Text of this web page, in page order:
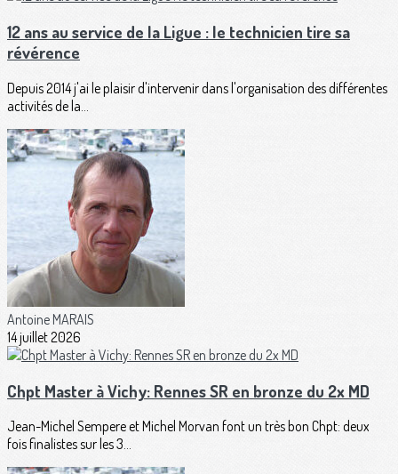
12 ans au service de la Ligue : le technicien tire sa
révérence
Depuis 2014 j'ai le plaisir d'intervenir dans l'organisation des différentes
activités de la...
Antoine MARAIS
14 juillet 2026
Chpt Master à Vichy: Rennes SR en bronze du 2x MD
Jean-Michel Sempere et Michel Morvan font un très bon Chpt: deux
fois finalistes sur les 3...